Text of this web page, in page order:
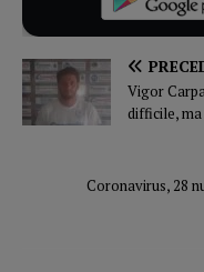
Vigor
difficile, ma
Coronavirus, 28